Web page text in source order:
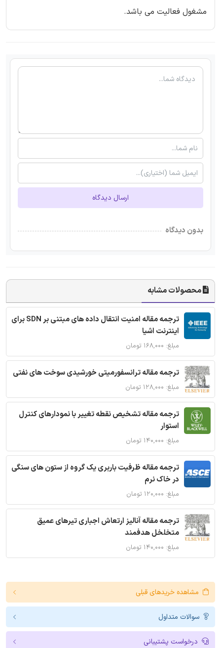
مشغول فعالیت می باشد.
ارسال دیدگاه
بدون دیدگاه
محصولات مشابه
ترجمه مقاله امنیت انتقال داده های مبتنی بر SDN برای
اینترنت اشیا
مبلغ: ۱۶۸,۰۰۰ تومان
ترجمه مقاله ترانسفورمیتی خورشیدی سوخت های نفتی
مبلغ: ۱۲۸,۰۰۰ تومان
ترجمه مقاله تشخیص نقطه تغییر با نمودارهای کنترل
استوار
مبلغ: ۱۴۰,۰۰۰ تومان
ترجمه مقاله ظرفیت باربری یک گروه از ستون های سنگی
در خاک نرم
مبلغ: ۱۲۰,۰۰۰ تومان
ترجمه مقاله آنالیز ارتعاش اجباری تیرهای عمیق
متخلخل هدفمند
مبلغ: ۱۴۰,۰۰۰ تومان
مشاهده خریدهای قبلی
سوالات متداول
درخواست پشتیبانی